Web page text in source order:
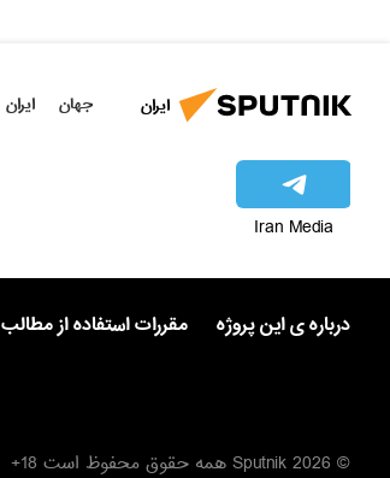
ایران جهان ایران
Iran Media
درباره ی این پروژه مقررات استفاده از مطالب
© 2026 Sputnik همه حقوق محفوظ است 18+